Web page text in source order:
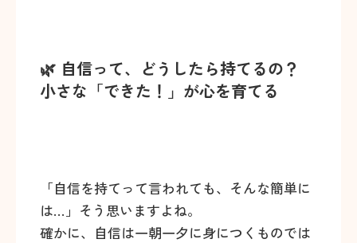
🌿 自信って、どうしたら持てるの？
小さな「できた！」が心を育てる
「自信を持てって言われても、そんな簡単に
は…」そう思いますよね。
確かに、自信は一朝一夕に身につくものでは